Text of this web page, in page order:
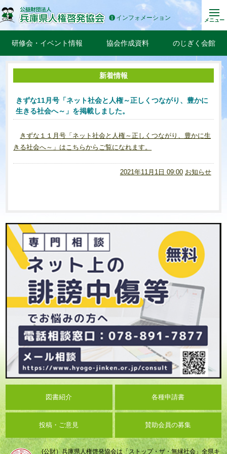
インフォメーション メニュー
研修会・イベント情報 協会作成資料 のじぎく会館
新着情報
きずな11月号「ネット社会と人権～正しくつながり、豊かに
生きる社会へ～」を掲載しました。
きずな１１月号「ネット社会と人権～正しくつながり、豊かに生
きる社会へ～」はこちらからご覧になれます。
2021年11月1日 09:00 お知らせ
図書紹介 各種申請書
投稿・ご意見 賛助会員の募集
(公財）兵庫県人権啓発協会は「ストップ・ザ・無縁社会」全県キ